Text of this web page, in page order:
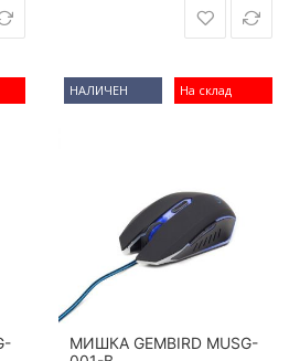
На склад
НАЛИЧЕН
МИШКА GEMBIRD MUSG-